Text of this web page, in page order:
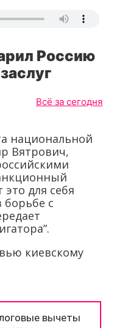
Россию
Всё за сегодня
национальной
Вятрович,
это для себя
борьбе с
киевскому